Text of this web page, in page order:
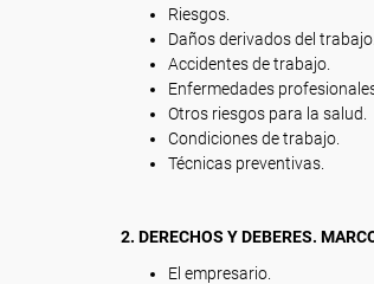
Riesgos.
Daños derivados del trabajo.
Accidentes de trabajo.
Enfermedades
Otros riesgos para la salud.
Condiciones de trabajo.
Técnicas preventivas.
2. DERECHOS Y DEBERES.
El empresario.